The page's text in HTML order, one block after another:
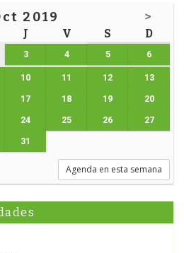
2019 >
J V S D
3 4 5 6
10 11 12 13
17 18 19 20
24 25 26 27
31
Agenda en esta semana